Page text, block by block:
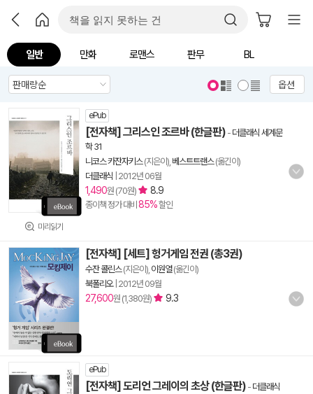
일반 만화 로맨스 판무 BL
옵션
미리읽기
ePub
[전자책] 그리스인 조르바 (한글판) - 더클래식 세계문
학 31
니코스 카잔자키스(지은이), 베스트트랜스(옮긴이)
더클래식 2012년 06월
1,490원 (70원) 8.9
종이책 정가 대비 85%할인
[전자책] [세트] 헝거게임 전권 (총3권)
수잔 콜린스(지은이), 이원열(옮긴이)
북폴리오| 2012년 09월
27,600원 (1,380원) 9.3
ePub
[전자책] 도리언 그레이의 초상 (한글판) - 더클래식